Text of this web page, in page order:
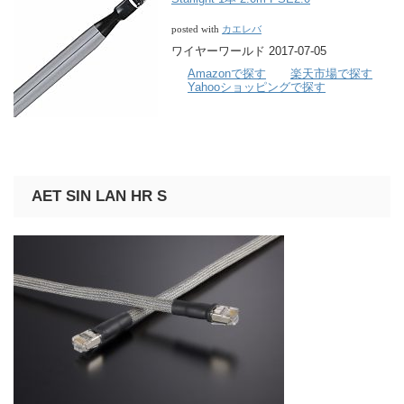
posted with カエレバ
ワイヤーワールド 2017-07-05
Amazonで探す
楽天市場で探す
Yahooショッピングで探す
AET SIN LAN HR S